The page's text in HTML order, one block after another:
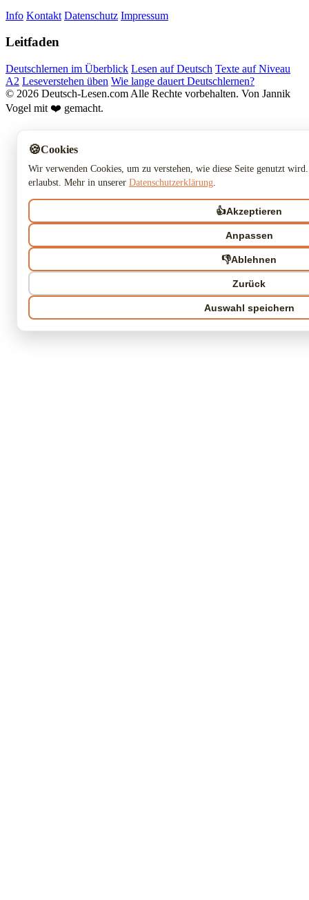
Info Kontakt Datenschutz Impressum
Leitfaden
Deutschlernen im Überblick Lesen auf Deutsch Texte auf Niveau
A2 Leseverstehen üben Wie lange dauert Deutschlernen?
© 2026 Deutsch-Lesen.com Alle Rechte vorbehalten. Von Jannik
Vogel mit ❤️ gemacht.
🍪Cookies
Wir verwenden Cookies, um zu verstehen, wie diese Seite genutzt
erlaubst. Mehr in unserer Datenschutzerklärung
👍Akzeptieren
Anpassen
👎Ablehnen
Zurück
Auswahl speichern